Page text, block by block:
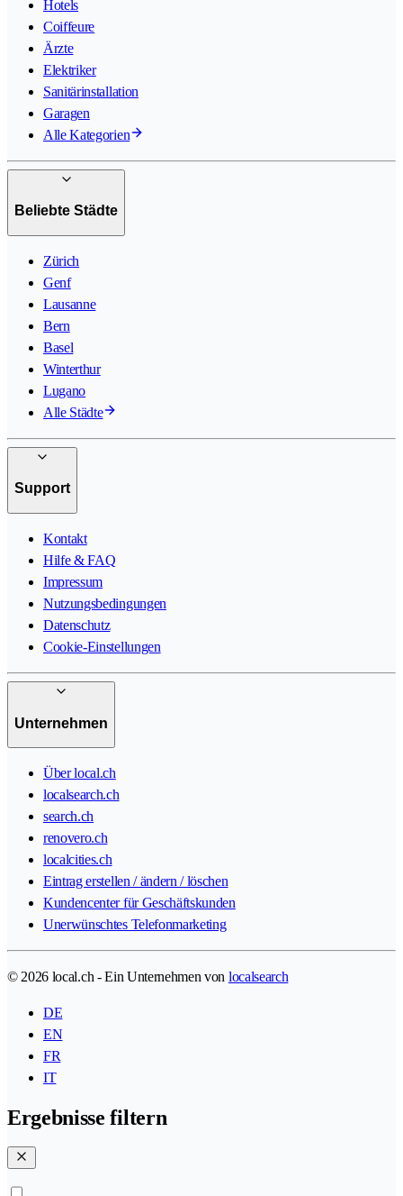
Hotels
Coiffeure
Ärzte
Elektriker
Sanitärinstallation
Garagen
Alle Kategorien
Beliebte Städte
Zürich
Genf
Lausanne
Bern
Basel
Winterthur
Lugano
Alle Städte
Support
Kontakt
Hilfe & FAQ
Impressum
Nutzungsbedingungen
Datenschutz
Cookie-Einstellungen
Unternehmen
Über local.ch
localsearch.ch
search.ch
renovero.ch
localcities.ch
Eintrag erstellen / ändern / löschen
Kundencenter für Geschäftskunden
Unerwünschtes Telefonmarketing
© 2026 local.ch - Ein Unternehmen von localsearch
DE
EN
FR
IT
Ergebnisse filtern